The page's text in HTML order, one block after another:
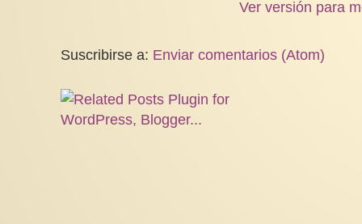
Ver versión para
Suscribirse a: Enviar comentarios (Atom)